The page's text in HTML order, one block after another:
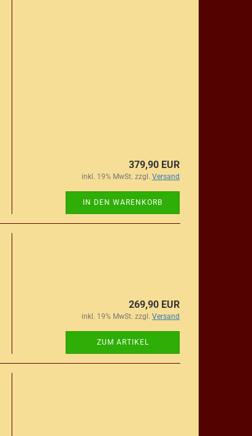
379,90 EUR
inkl. 19% MwSt. zzgl. Versand
IN DEN WARENKORB
269,90 EUR
inkl. 19% MwSt. zzgl. Versand
ZUM ARTIKEL